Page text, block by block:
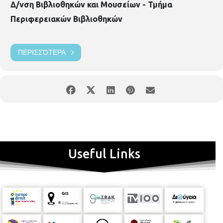
Δ/νση Βιβλιοθηκών και Μουσείων - Τμήμα
Περιφερειακών Βιβλιοθηκών
ΠΕΡΙΣΣΌΤΕΡΑ
Useful Links